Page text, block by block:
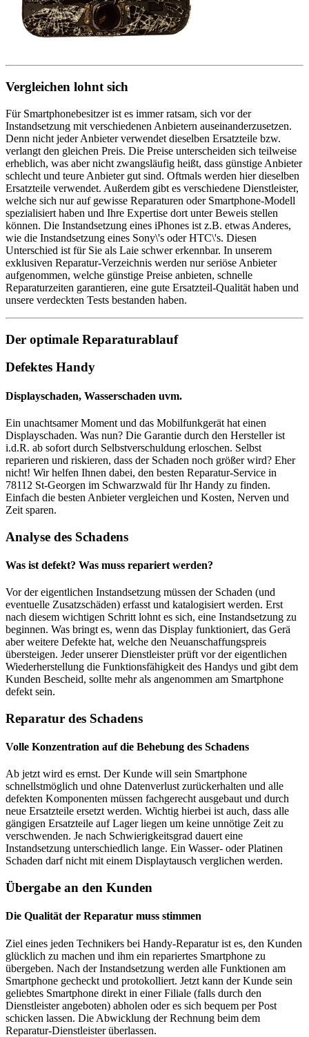
Vergleichen lohnt sich
Für Smartphonebesitzer ist es immer ratsam, sich vor der
Instandsetzung mit verschiedenen Anbietern auseinanderzusetzen.
Denn nicht jeder Anbieter verwendet dieselben Ersatzteile bzw.
verlangt den gleichen Preis. Die Preise unterscheiden sich teilweise
erheblich, was aber nicht zwangsläufig heißt, dass günstige Anbieter
schlecht und teure Anbieter gut sind. Oftmals werden hier dieselben
Ersatzteile verwendet. Außerdem gibt es verschiedene Dienstleister,
welche sich nur auf gewisse Reparaturen oder Smartphone-Modell
spezialisiert haben und Ihre Expertise dort unter Beweis stellen
können. Die Instandsetzung eines iPhones ist z.B. etwas Anderes,
wie die Instandsetzung eines Sony\'s oder HTC\'s. Diesen
Unterschied ist für Sie als Laie schwer erkennbar. In unserem
exklusiven Reparatur-Verzeichnis werden nur seriöse Anbieter
aufgenommen, welche günstige Preise anbieten, schnelle
Reparaturzeiten garantieren, eine gute Ersatzteil-Qualität haben und
unsere verdeckten Tests bestanden haben.
Der optimale Reparaturablauf
Defektes Handy
Displayschaden, Wasserschaden uvm.
Ein unachtsamer Moment und das Mobilfunkgerät hat einen
Displayschaden. Was nun? Die Garantie durch den Hersteller ist
i.d.R. ab sofort durch Selbstverschuldung erloschen. Selbst
reparieren und riskieren, dass der Schaden noch größer wird? Eher
nicht! Wir helfen Ihnen dabei, den besten Reparatur-Service in
78112 St-Georgen im Schwarzwald für Ihr Handy zu finden.
Einfach die besten Anbieter vergleichen und Kosten, Nerven und
Zeit sparen.
Analyse des Schadens
Was ist defekt? Was muss repariert werden?
Vor der eigentlichen Instandsetzung müssen der Schaden (und
eventuelle Zusatzschäden) erfasst und katalogisiert werden. Erst
nach diesem wichtigen Schritt lohnt es sich, eine Instandsetzung zu
beginnen. Was bringt es, wenn das Display funktioniert, das Gerä
aber weitere Defekte hat, welche den Neuanschaffungspreis
übersteigen. Jeder unserer Dienstleister prüft vor der eigentlichen
Wiederherstellung die Funktionsfähigkeit des Handys und gibt dem
Kunden Bescheid, sollte mehr als angenommen am Smartphone
defekt sein.
Reparatur des Schadens
Volle Konzentration auf die Behebung des Schadens
Ab jetzt wird es ernst. Der Kunde will sein Smartphone
schnellstmöglich und ohne Datenverlust zurückerhalten und alle
defekten Komponenten müssen fachgerecht ausgebaut und durch
neue Ersatzteile ersetzt werden. Wichtig hierbei ist auch, dass alle
gängigen Ersatzteile auf Lager liegen um keine unnötige Zeit zu
verschwenden. Je nach Schwierigkeitsgrad dauert eine
Instandsetzung unterschiedlich lange. Ein Wasser- oder Platinen
Schaden darf nicht mit einem Displaytausch verglichen werden.
Übergabe an den Kunden
Die Qualität der Reparatur muss stimmen
Ziel eines jeden Technikers bei Handy-Reparatur ist es, den Kunden
glücklich zu machen und ihm ein repariertes Smartphone zu
übergeben. Nach der Instandsetzung werden alle Funktionen am
Smartphone gecheckt und protokolliert. Jetzt kann der Kunde sein
geliebtes Smartphone direkt in einer Filiale (falls durch den
Dienstleister angeboten) abholen oder es sich bequem per Post
schicken lassen. Die Abwicklung der Rechnung beim dem
Reparatur-Dienstleister überlassen.